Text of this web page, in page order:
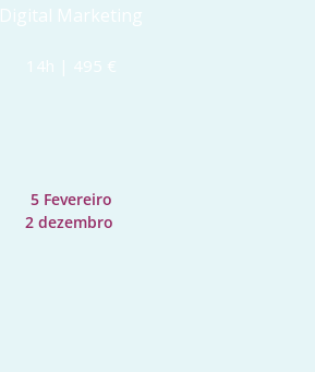
Digital Marketing
14h | 495 €
5 Fevereiro
2 dezembro